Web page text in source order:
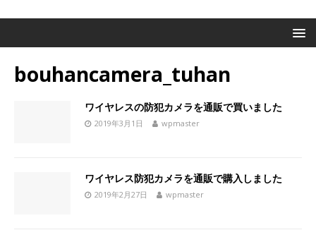
bouhancamera_tuhan
ワイヤレスの防犯カメラを通販で買いました
2019年3月1日 wpmaster
ワイヤレス防犯カメラを通販で購入しました
2019年2月27日 wpmaster